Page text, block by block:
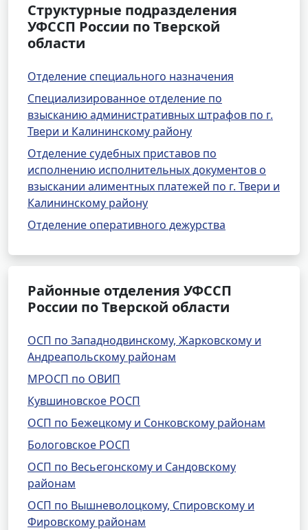
Структурные подразделения
УФССП России по Тверской
области
Отделение специального назначения
Специализированное отделение по
взысканию административных штрафов по г.
Твери и Калининскому району
Отделение судебных приставов по
исполнению исполнительных документов о
взыскании алиментных платежей по г. Твери и
Калининскому району
Отделение оперативного дежурства
Районные отделения УФССП
России по Тверской области
ОСП по Западнодвинскому, Жарковскому и
Андреапольскому районам
МРОСП по ОВИП
Кувшиновское РОСП
ОСП по Бежецкому и Сонковскому районам
Бологовское РОСП
ОСП по Весьегонскому и Сандовскому
районам
ОСП по Вышневолоцкому, Спировскому и
Фировскому районам